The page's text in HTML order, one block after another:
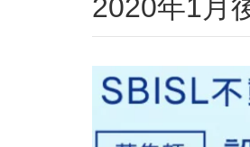
2020年1月